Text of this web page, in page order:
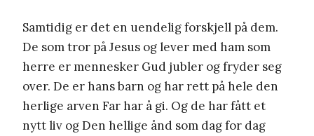
Samtidig er det en uendelig forskjell på dem.
De som tror på Jesus og lever med ham som
herre er mennesker Gud jubler og fryder seg
over. De er hans barn og har rett på hele den
herlige arven Far har å gi. Og de har fått et
nytt liv og Den hellige ånd som dag for dag